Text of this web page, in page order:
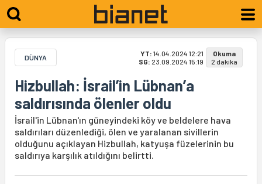
DÜNYA YT: 14.04.2024 12:21
SG: 23.09.2024 15:19
Okuma
2 dakika
Hizbullah: İsrail’in Lübnan’a
saldırısında ölenler oldu
İsrail'in Lübnan'ın güneyindeki köy ve beldelere hava
saldırıları düzenlediği, ölen ve yaralanan sivillerin
olduğunu açıklayan Hizbullah, katyuşa füzelerinin bu
saldırıya karşılık atıldığını belirtti.